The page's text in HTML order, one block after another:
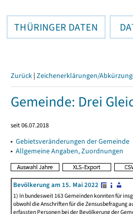
THÜRINGER DATEN
Zurück | Zeichenerklärungen/
Gemeinde: Drei
seit 06.07.2018
▸ Gebietsveränderungen der Gemeinde
▸ Allgemeine Angaben, Zuordnungen
Bevölkerung am 15. Mai 2022
1) In bundesweit 163 Gemeinden konnten für
obwohl die Anschriften für die Zensusbefragung
erfassten Personen bei der Bevölkerung der